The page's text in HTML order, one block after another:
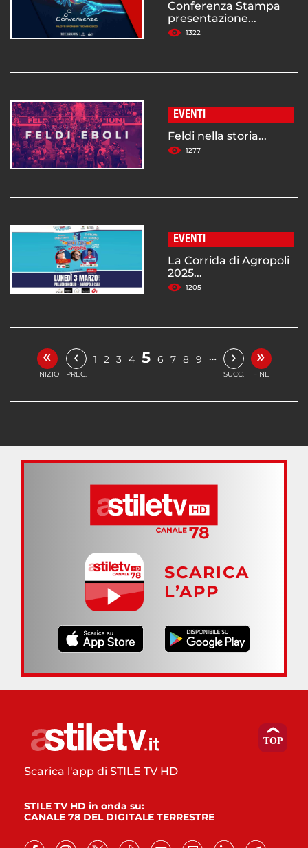
Conferenza Stampa
presentazione...
1322
EVENTI
Feldi nella storia...
1277
EVENTI
La Corrida di Agropoli
2025...
1205
«
INIZIO
‹
PREC.
1 2 3 4 5 6 7 8 9 … ›
SUCC.
»
FINE
SCARICA
L’APP
Scarica l'app di STILE TV HD
STILE TV HD in onda su:
CANALE 78 DEL DIGITALE TERRESTRE